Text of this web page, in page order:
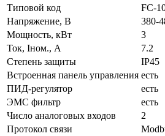
Типовой код
FC-
Напряжение, В
380-
Мощность, кВт
3
Ток, Iном., А
7.2
Степень защиты
IP45
Встроенная панель управления есть
ПИД-регулятор
есть
ЭМС фильтр
есть
Число аналоговых входов
2
Протокол связи